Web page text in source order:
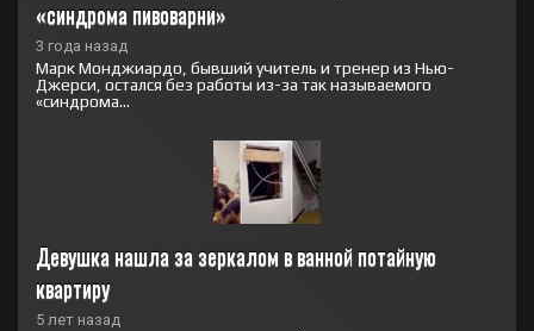
«синдрома пивоварни»
3 года назад
Марк Монджиардо, бывший учитель и тренер из Нью-
Джерси, остался без работы из-за так называемого
«синдрома...
Девушка нашла за зеркалом в ванной потайную
квартиру
5 лет назад